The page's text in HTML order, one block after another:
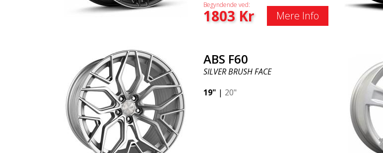
Begyndende ved:
1803Kr Mere Info
ABS F60
SILVER BRUSH FACE
19" | 20"